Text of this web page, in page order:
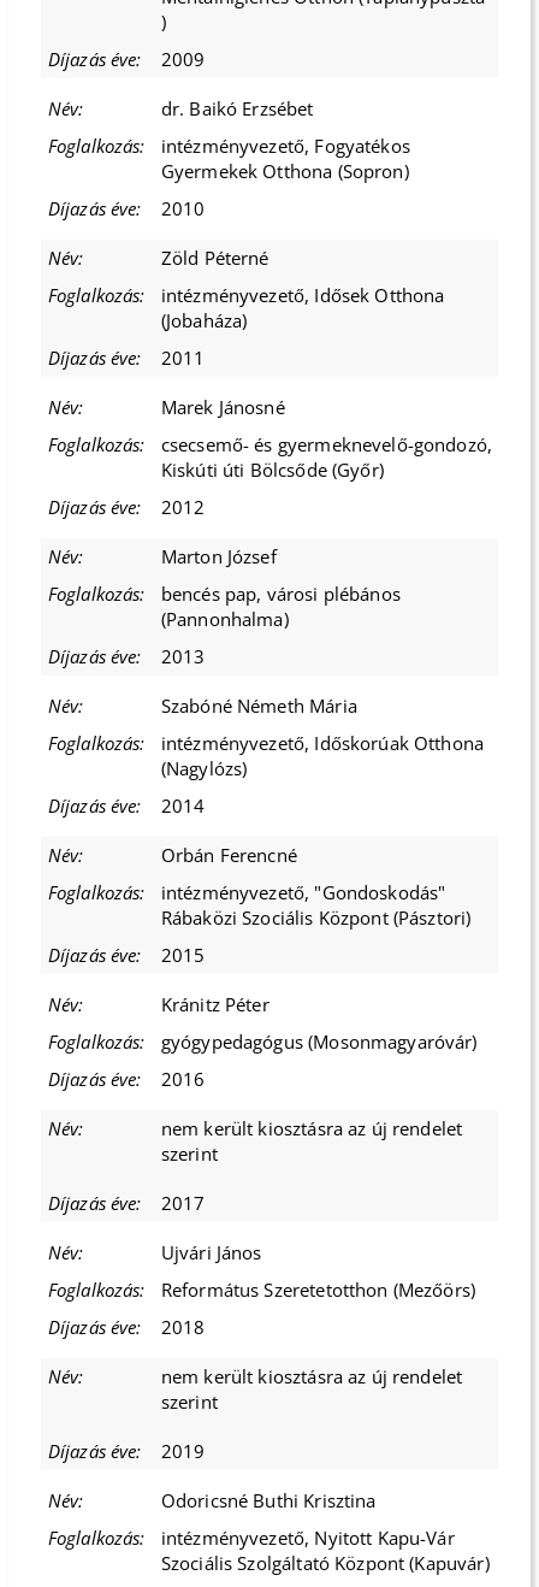
)
2009
dr. Baikó Erzsébet
intézményvezető, Fogyatékos
Gyermekek Otthona (Sopron)
2010
Zöld Péterné
intézményvezető, Idősek Otthona
(Jobaháza)
2011
Marek Jánosné
csecsemő- és gyermeknevelő-gondozó,
Kiskúti úti Bölcsőde (Győr)
2012
Marton József
bencés pap, városi plébános
(Pannonhalma)
2013
Szabóné Németh Mária
intézményvezető, Időskorúak Otthona
(Nagylózs)
2014
Orbán Ferencné
intézményvezető, "Gondoskodás"
Rábaközi Szociális Központ (Pásztori)
2015
Kránitz Péter
gyógypedagógus (Mosonmagyaróvár)
2016
nem került kiosztásra az új rendelet
szerint
2017
Ujvári János
Református Szeretetotthon (Mezőörs)
2018
nem került kiosztásra az új rendelet
szerint
2019
Odoricsné Buthi Krisztina
intézményvezető, Nyitott Kapu-Vár
Szociális Szolgáltató Központ (Kapuvár)